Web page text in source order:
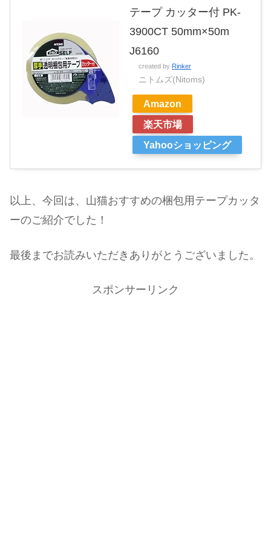
テープ カッター付 PK‐
3900CT 50mm×50m
J6160
created by Rinker
ニトムズ(Nitoms)
Amazon
楽天市場
Yahooショッピング
以上、今回は、山猫おすすめの梱包用テープカッタ
ーのご紹介でした！
最後までお読みいただきありがとうございました。
スポンサーリンク